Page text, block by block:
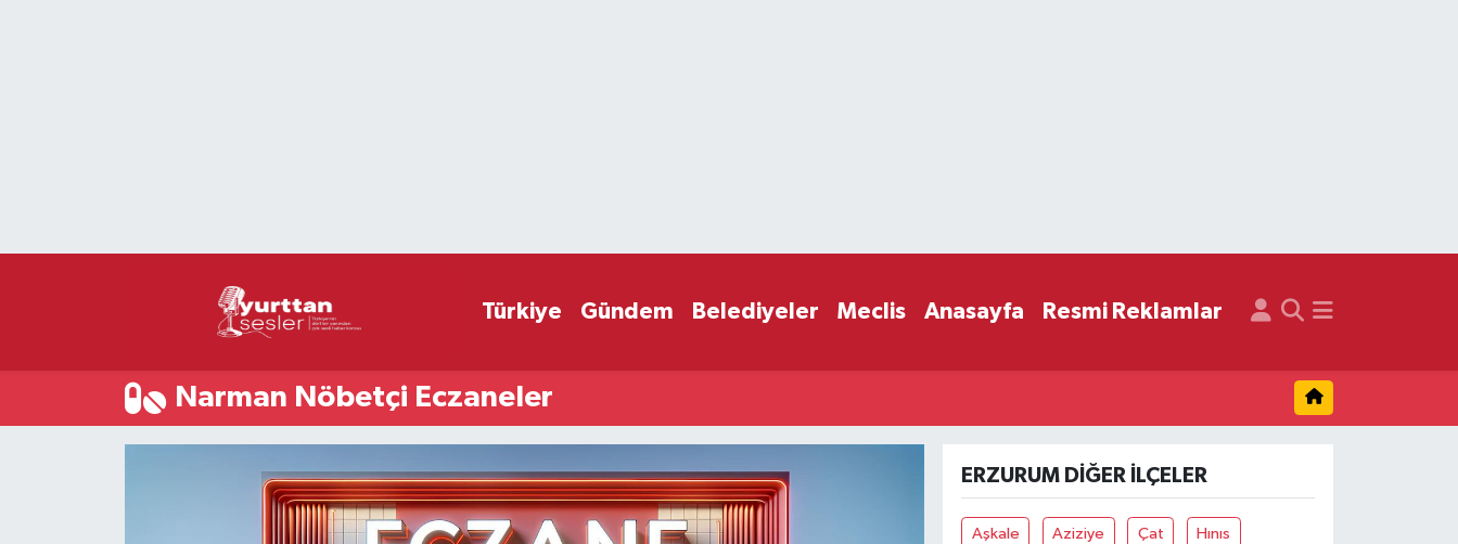
Türkiye Gündem Belediyeler Meclis Anasayfa Resmi Reklamlar
Narman Nöbetçi Eczaneler
ERZURUM DIĞER İLÇELER
Aşkale Aziziye Çat Hınıs
Süper Lig Puan Durumu ve Fikstür
Son Dakika Haberleri